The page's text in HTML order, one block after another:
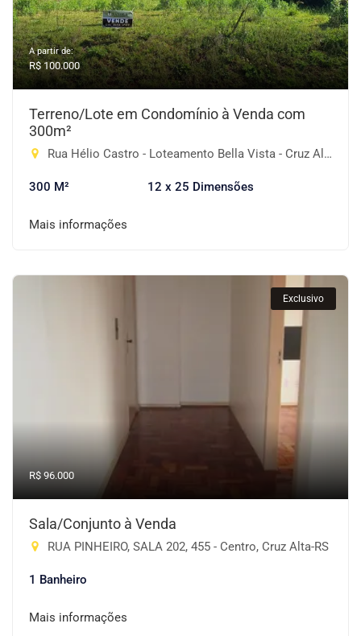
A partir de:
R$ 100.000
Terreno/Lote em Condomínio à Venda com
300m²
Rua Hélio Castro - Loteamento Bella Vista - Cruz Alta/RS, 30 e 31 - Emílio Droppa, Cruz Alta-RS
300 M² 12 x 25 Dimensões
Mais informações
Exclusivo
R$ 96.000
Sala/Conjunto à Venda
RUA PINHEIRO, SALA 202, 455 - Centro, Cruz Alta-RS
1 Banheiro
Mais informações